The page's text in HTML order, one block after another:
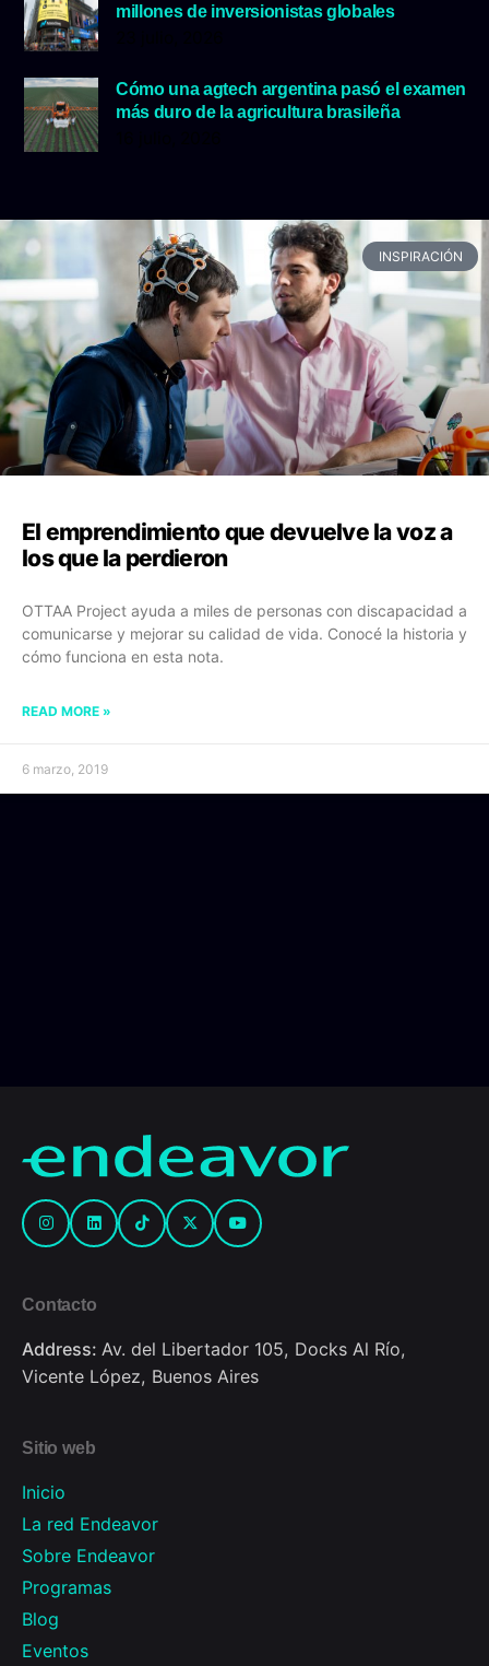
millones de inversionistas globales
Cómo una agtech argentina pasó el examen
más duro de la agricultura brasileña
INSPIRACIÓN
El emprendimiento que devuelve la voz a
los que la perdieron
OTTAA Project ayuda a miles de personas con discapacidad a
comunicarse y mejorar su calidad de vida. Conocé la historia y
cómo funciona en esta nota.
READ MORE »
6 marzo, 2019
Contacto
Address: Av. del Libertador 105, Docks Al Río,
Vicente López, Buenos Aires
Sitio web
Inicio
La red Endeavor
Sobre Endeavor
Programas
Blog
Eventos